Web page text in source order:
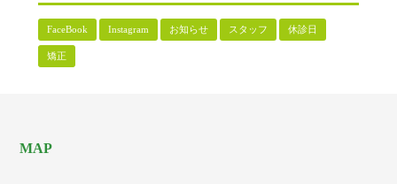
FaceBook Instagram お知らせ スタッフ 休診日
矯正
MAP